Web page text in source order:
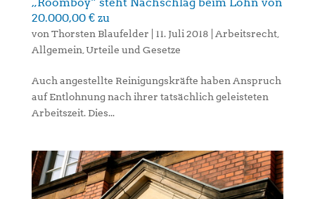
20.000,00 € zu
von Thorsten Blaufelder 11. Juli 2018 Arbeitsrecht,
Allgemein Urteile und Gesetze
Auch angestellte Reinigungskräfte haben Anspruch
auf Entlohnung nach ihrer tatsächlich geleisteten
Arbeitszeit. Dies...